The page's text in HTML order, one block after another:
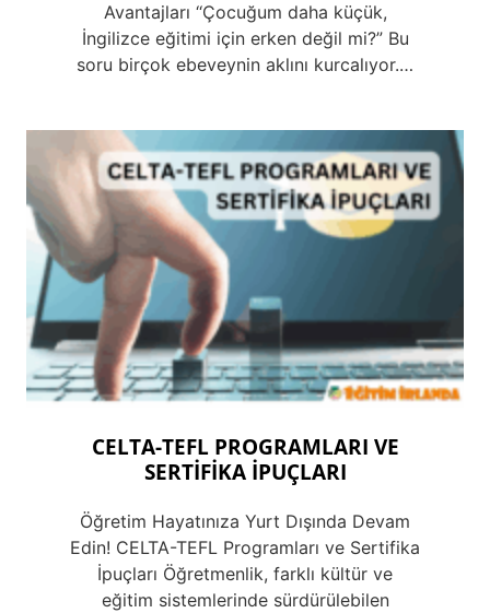
Avantajları ‘‘Çocuğum daha küçük,
İngilizce eğitimi için erken değil mi?” Bu
soru birçok ebeveynin aklını kurcalıyor.…
CELTA-TEFL PROGRAMLARI VE
SERTİFİKA İPUÇLARI
Öğretim Hayatınıza Yurt Dışında Devam
Edin! CELTA-TEFL Programları ve Sertifika
İpuçları Öğretmenlik, farklı kültür ve
eğitim sistemlerinde sürdürülebilen